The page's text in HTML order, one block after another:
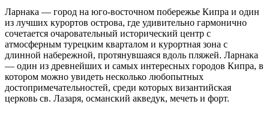
Ларнака — город на юго-восточном побережье Кипра и один
из лучших курортов острова, где удивительно гармонично
сочетается очаровательный исторический центр с
атмосферным турецким кварталом и курортная зона с
длинной набережной, протянувшаяся вдоль пляжей. Ларнака
— один из древнейших и самых интересных городов Кипра, в
котором можно увидеть несколько любопытных
достопримечательностей, среди которых византийская
церковь св. Лазаря, османский акведук, мечеть и форт.